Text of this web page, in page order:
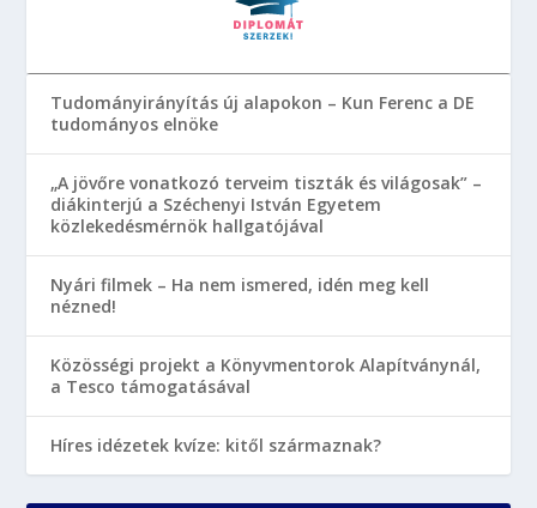
Tudományirányítás új alapokon – Kun Ferenc a DE
tudományos elnöke
„A jövőre vonatkozó terveim tiszták és világosak” –
diákinterjú a Széchenyi István Egyetem
közlekedésmérnök hallgatójával
Nyári filmek – Ha nem ismered, idén meg kell
nézned!
Közösségi projekt a Könyvmentorok Alapítványnál,
a Tesco támogatásával
Híres idézetek kvíze: kitől származnak?